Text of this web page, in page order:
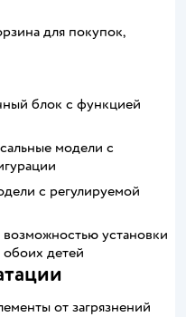
для покупок,
блок с функцией
модели с
с регулируемой
установки
обоих детей
от загрязнений